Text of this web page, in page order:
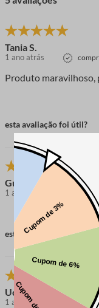
Tania S.
1 ano atrás
Produto maravilhoso,
esta avaliação foi útil?
Gustavo B.
1 ano atrás
esta avaliação foi útil?
Ucha
1 ano atrás